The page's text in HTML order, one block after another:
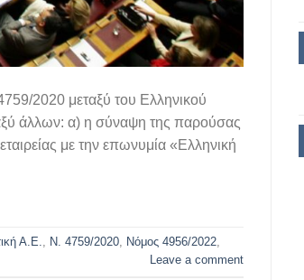
2020 μεταξύ του Ελληνικού
άλλων: α) η σύναψη της παρούσας
με την επωνυμία «Ελληνική
Α.Ε., Ν. 4759/2020, Νόμος 4956/2022,
Leave a comment